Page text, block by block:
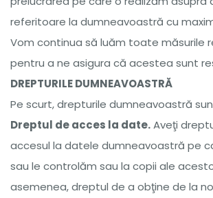
referitoare la dumneavoastră cu
Vom continua să luăm toate măsurile
pentru a ne asigura că acestea sunt
DREPTURILE DUMNEAVOASTRĂ
Pe scurt, drepturile dumneavoastră
Dreptul de acces la date.Aveţi
accesul la datele dumneavoastră pe
sau le controlăm sau la copii ale
asemenea, dreptul de a obţine de la